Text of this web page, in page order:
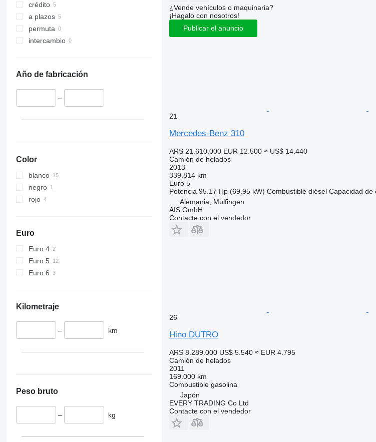
crédito
a plazos
permuta
intercambio
Año de fabricación
–
Color
blanco
negro
rojo
Euro
Euro 4
Euro 5
Euro 6
Kilometraje
– km
Peso bruto
– kg
¿Vende vehículos o maquinaria?
¡Hagalo con nosotros!
Publicar el anuncio
21
Mercedes-Benz 310
ARS 21.610.000 EUR 12.500 ≈ US$ 14.440
Camión de helados
2013
339.814 km
Euro 5
Potencia 95.17 Hp (69.95 kW) Combustible diésel Capacidad de
Alemania, Mulfingen
AIS GmbH
Contacte con el vendedor
26
Hino DUTRO
ARS 8.289.000 US$ 5.540 ≈ EUR 4.795
Camión de helados
2011
169.000 km
Combustible gasolina
Japón
EVERY TRADING Co Ltd
Contacte con el vendedor